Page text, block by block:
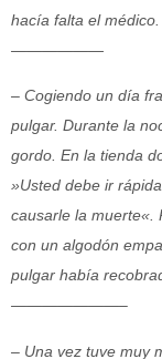
hacía falta el médico.
——————
– Cogiendo un día
pulgar. Durante la
gordo. En la tienda
»Usted debe ir
causarle la muerte«.
con un algodón
pulgar había
———————–
– Una vez tuve muy